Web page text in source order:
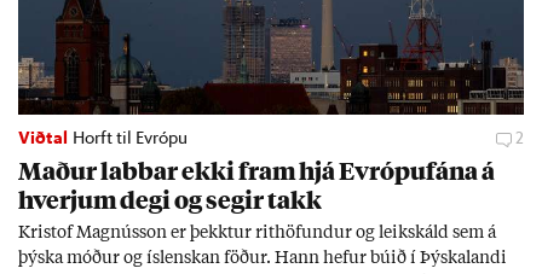
Viðtal Horft til Evrópu 2
Mað­ur labb­ar ekki fram hjá Evr­ópuf­ána á
hverj­um degi og seg­ir takk
Kri­stof Magnús­son er þekkt­ur rit­höf­und­ur og leik­skáld sem á
þýska móð­ur og ís­lensk­an föð­ur. Hann hef­ur bú­ið í Þýskalandi